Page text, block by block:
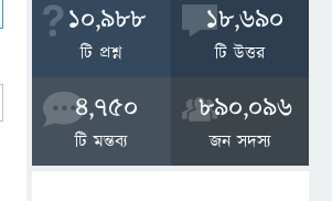
10,988
টি প্রশ্ন
18,690
টি উত্তর
4,750
টি মন্তব্য
890,096
জন সদস্য